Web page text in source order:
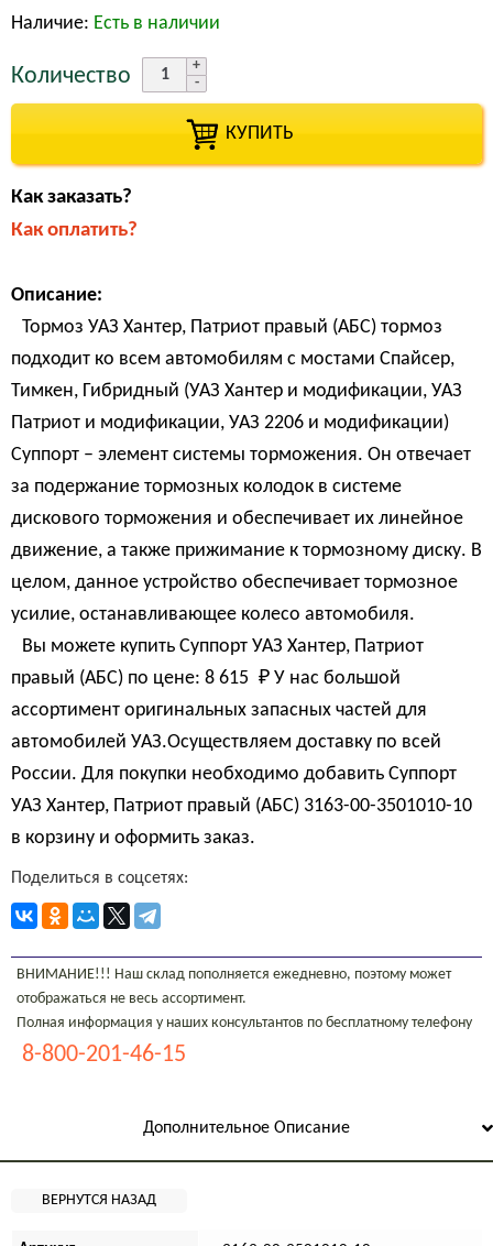
Наличие: Есть в наличии
Количество
КУПИТЬ
Как заказать?
Как оплатить?
Описание:
Тормоз УАЗ Хантер, Патриот правый (АБС) тормоз
подходит ко всем автомобилям с мостами Спайсер,
Тимкен, Гибридный (УАЗ Хантер и модификации, УАЗ
Патриот и модификации, УАЗ 2206 и модификации)
Суппорт – элемент системы торможения. Он отвечает
за подержание тормозных колодок в системе
дискового торможения и обеспечивает их линейное
движение, а также прижимание к тормозному диску. В
целом, данное устройство обеспечивает тормозное
усилие, останавливающее колесо автомобиля.
Вы можете купить Суппорт УАЗ Хантер, Патриот
правый (АБС) по цене: 8 615 ₽ У нас большой
ассортимент оригинальных запасных частей для
автомобилей УАЗ.Осуществляем доставку по всей
России. Для покупки необходимо добавить Суппорт
УАЗ Хантер, Патриот правый (АБС) 3163-00-3501010-10
в корзину и оформить заказ.
Поделиться в соцсетях:
ВНИМАНИЕ!!! Наш склад пополняется ежедневно, поэтому может
отображаться не весь ассортимент.
Полная информация у наших консультантов по бесплатному телефону
8-800-201-46-15
Дополнительное Описание